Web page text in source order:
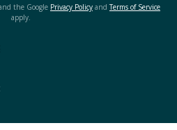
the Google Privacy Policy andTerms of Service
apply.